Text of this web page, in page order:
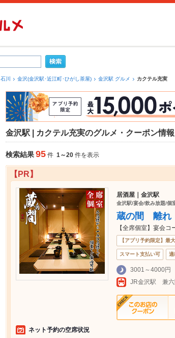
石川 金沢(金沢駅･近江町･ひがし茶屋) 金沢駅 グルメ カクテル充実
金沢駅 | カクテル充実のグルメ・クーポン情報
検索結果95 件 1～20 件を表示
【PR】
居酒屋｜金沢駅
金沢駅/宴会/飲み放題/個
蔵の間 離れ
【全席個室】宴会
【アプリ予約限定】最
スマート支払い可 適
3001～4000円
JR金沢駅 兼六
ネット予約の空席状況